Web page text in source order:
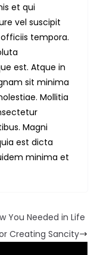
et qui
vel suscipit
tempora.
est. Atque in
sit minima
Mollitia
Magni
est dicta
minima et
You Needed in Life
Creating Sancity